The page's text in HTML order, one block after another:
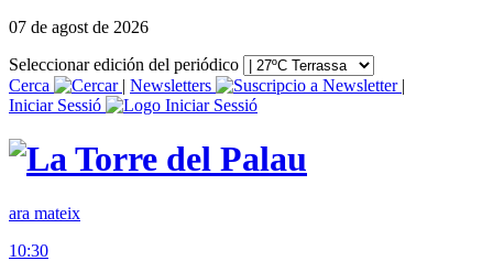
07 de agost de 2026
Seleccionar edición del periódico
Cerca
| Newsletters
|
Iniciar Sessió
ara mateix
10:30